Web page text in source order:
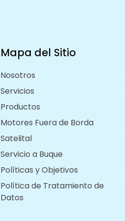
Mapa del Sitio
Nosotros
Servicios
Productos
Motores Fuera de Borda
Satelital
Servicio a Buque
Políticas y Objetivos
Política de Tratamiento de
Datos